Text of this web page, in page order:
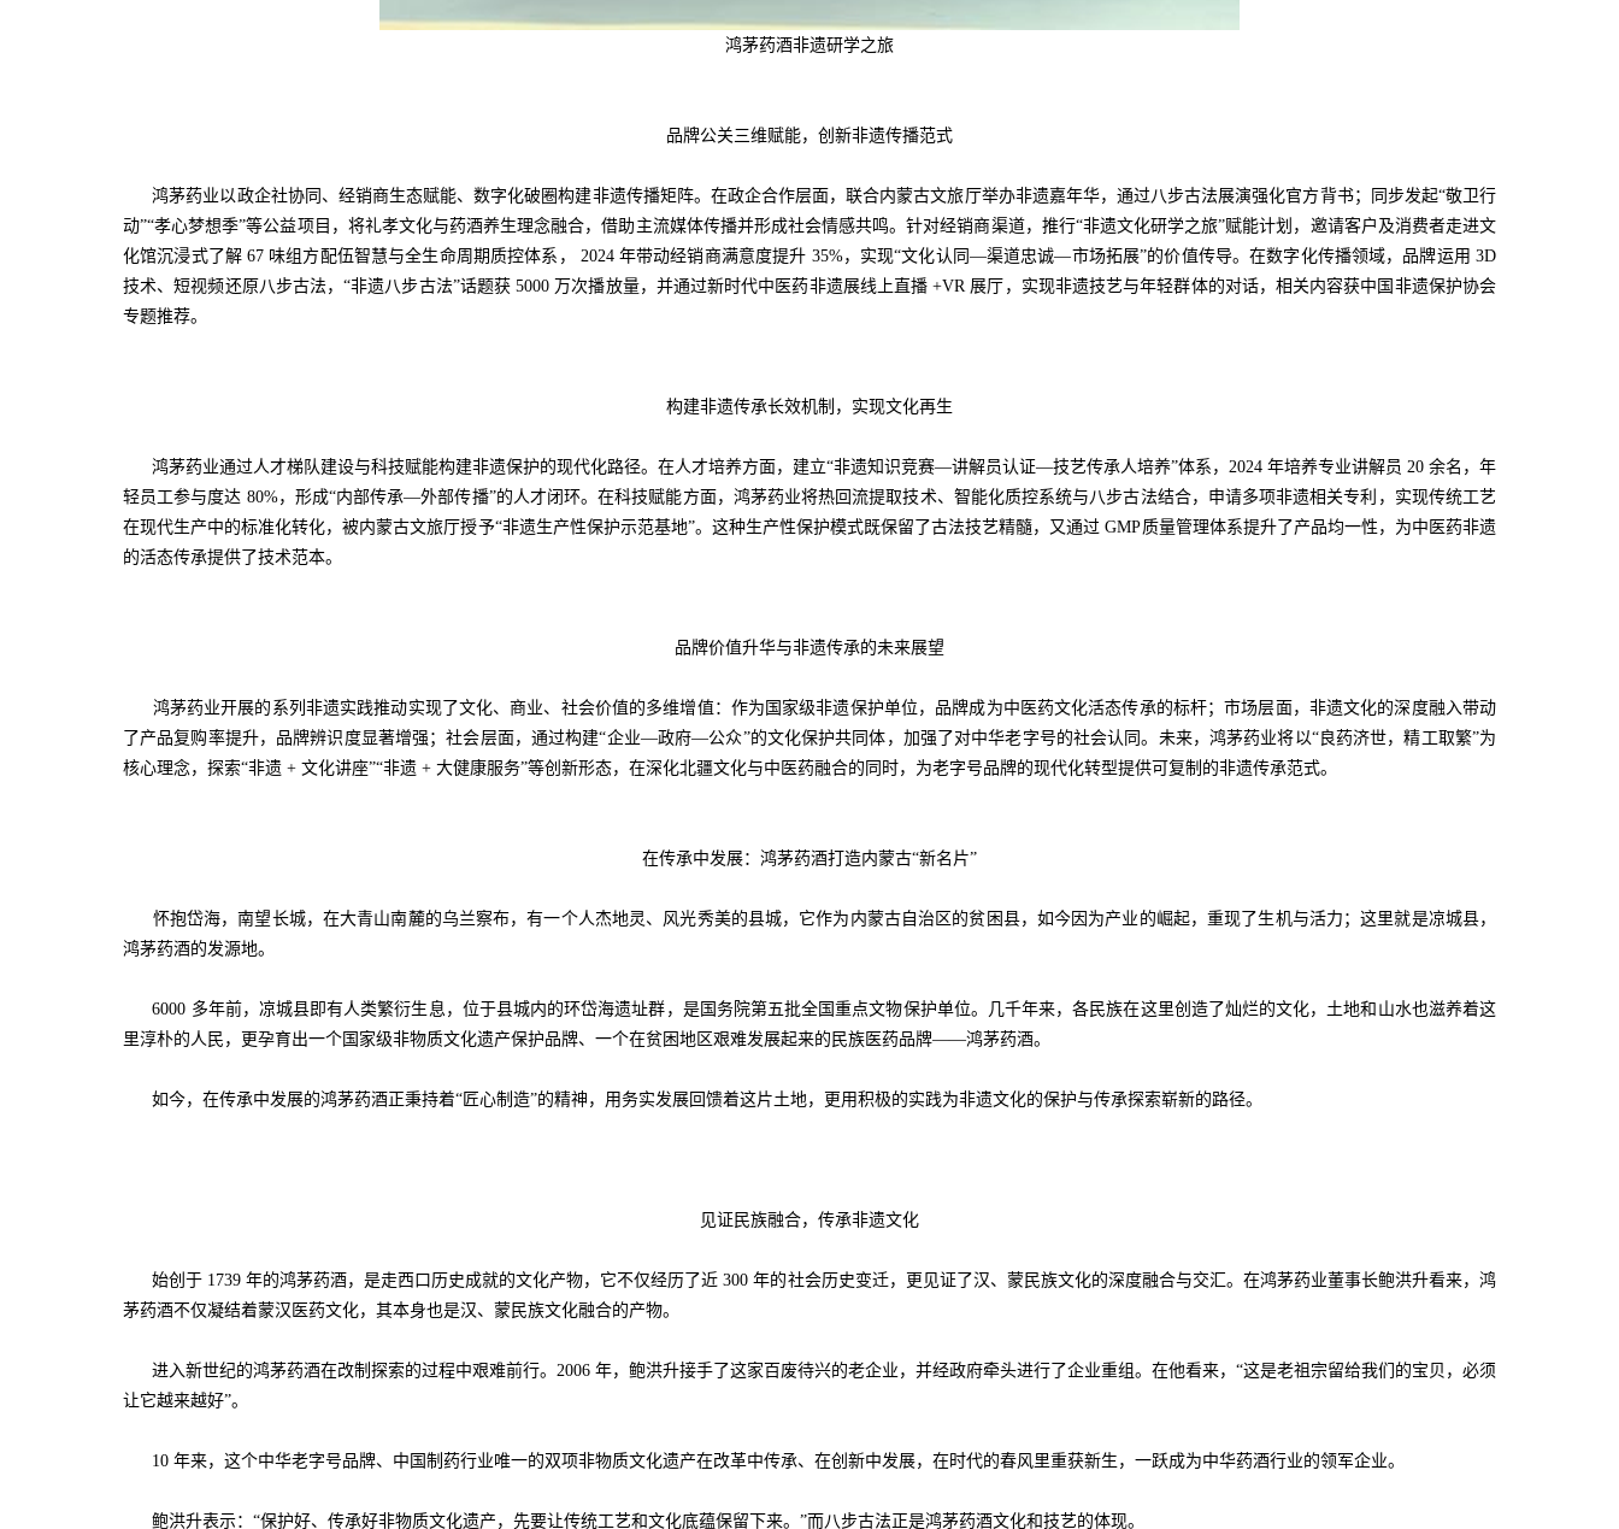
鸿茅药酒非遗研学之旅
品牌公关三维赋能，创新非遗传播范式
鸿茅药业以政企社协同、经销商生态赋能、数字化破圈构建非遗传播矩阵。在政企合作层面，联合内蒙古文旅厅举办非遗嘉年华，通过八步古法展演强化官方背书；同步发起“敬卫行
动”“孝心梦想季”等公益项目，将礼孝文化与药酒养生理念融合，借助主流媒体传播并形成社会情感共鸣。针对经销商渠道，推行“非遗文化研学之旅”赋能计划，邀请客户及消费者走进文
化馆沉浸式了解 67 味组方配伍智慧与全生命周期质控体系， 2024 年带动经销商满意度提升 35%，实现“文化认同—渠道忠诚—市场拓展”的价值传导。在数字化传播领域，品牌运用 3D
技术、短视频还原八步古法，“非遗八步古法”话题获 5000 万次播放量，并通过新时代中医药非遗展线上直播 +VR 展厅，实现非遗技艺与年轻群体的对话，相关内容获中国非遗保护协会
专题推荐。
构建非遗传承长效机制，实现文化再生
鸿茅药业通过人才梯队建设与科技赋能构建非遗保护的现代化路径。在人才培养方面，建立“非遗知识竞赛—讲解员认证—技艺传承人培养”体系，2024 年培养专业讲解员 20 余名，年
轻员工参与度达 80%，形成“内部传承—外部传播”的人才闭环。在科技赋能方面，鸿茅药业将热回流提取技术、智能化质控系统与八步古法结合，申请多项非遗相关专利，实现传统工艺
在现代生产中的标准化转化，被内蒙古文旅厅授予“非遗生产性保护示范基地”。这种生产性保护模式既保留了古法技艺精髓，又通过 GMP质量管理体系提升了产品均一性，为中医药非遗
的活态传承提供了技术范本。
品牌价值升华与非遗传承的未来展望
鸿茅药业开展的系列非遗实践推动实现了文化、商业、社会价值的多维增值：作为国家级非遗保护单位，品牌成为中医药文化活态传承的标杆；市场层面，非遗文化的深度融入带动
了产品复购率提升，品牌辨识度显著增强；社会层面，通过构建“企业—政府—公众”的文化保护共同体，加强了对中华老字号的社会认同。未来，鸿茅药业将以“良药济世，精工取繁”为
核心理念，探索“非遗 + 文化讲座”“非遗 + 大健康服务”等创新形态，在深化北疆文化与中医药融合的同时，为老字号品牌的现代化转型提供可复制的非遗传承范式。
在传承中发展：鸿茅药酒打造内蒙古“新名片”
怀抱岱海，南望长城，在大青山南麓的乌兰察布，有一个人杰地灵、风光秀美的县城，它作为内蒙古自治区的贫困县，如今因为产业的崛起，重现了生机与活力；这里就是凉城县，
鸿茅药酒的发源地。
6000 多年前，凉城县即有人类繁衍生息，位于县城内的环岱海遗址群，是国务院第五批全国重点文物保护单位。几千年来，各民族在这里创造了灿烂的文化，土地和山水也滋养着这
里淳朴的人民，更孕育出一个国家级非物质文化遗产保护品牌、一个在贫困地区艰难发展起来的民族医药品牌——鸿茅药酒。
如今，在传承中发展的鸿茅药酒正秉持着“匠心制造”的精神，用务实发展回馈着这片土地，更用积极的实践为非遗文化的保护与传承探索崭新的路径。
见证民族融合，传承非遗文化
始创于 1739 年的鸿茅药酒，是走西口历史成就的文化产物，它不仅经历了近 300 年的社会历史变迁，更见证了汉、蒙民族文化的深度融合与交汇。在鸿茅药业董事长鲍洪升看来，鸿
茅药酒不仅凝结着蒙汉医药文化，其本身也是汉、蒙民族文化融合的产物。
进入新世纪的鸿茅药酒在改制探索的过程中艰难前行。2006 年，鲍洪升接手了这家百废待兴的老企业，并经政府牵头进行了企业重组。在他看来，“这是老祖宗留给我们的宝贝，必须
让它越来越好”。
10 年来，这个中华老字号品牌、中国制药行业唯一的双项非物质文化遗产在改革中传承、在创新中发展，在时代的春风里重获新生，一跃成为中华药酒行业的领军企业。
鲍洪升表示：“保护好、传承好非物质文化遗产，先要让传统工艺和文化底蕴保留下来。”而八步古法正是鸿茅药酒文化和技艺的体现。